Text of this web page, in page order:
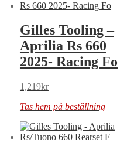
Gilles Tooling –
Aprilia Rs 660
2025- Racing Fo
1,219kr
Tas hem på beställning